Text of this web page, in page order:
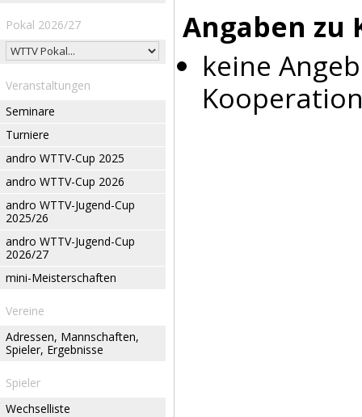
Pokal 2026/27
Veranstaltungen
Seminare
Turniere
andro WTTV-Cup 2025
andro WTTV-Cup 2026
andro WTTV-Jugend-Cup
2025/26
andro WTTV-Jugend-Cup
2026/27
mini-Meisterschaften
Vereine
Adressen, Mannschaften,
Spieler, Ergebnisse
Spieler
Wechselliste
Angaben
keine